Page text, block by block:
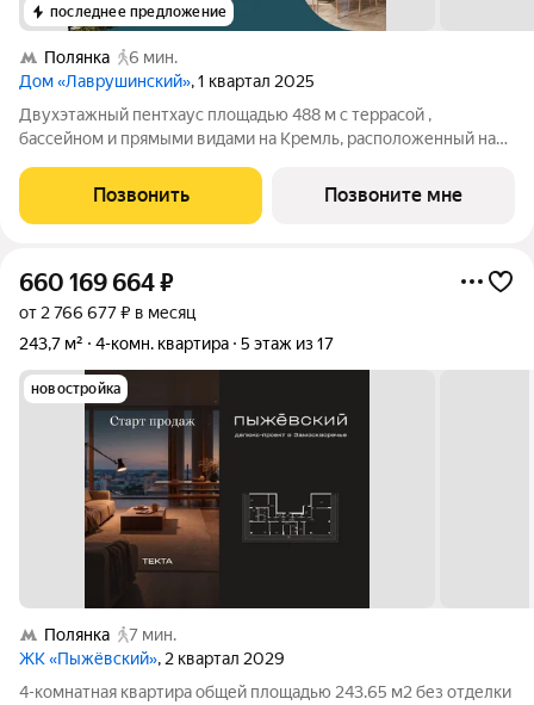
последнее предложение
Полянка
6 мин.
Дом «Лаврушинский», 1 квартал 2025
Двухэтажный пентхаус площадью 488 м с террасой ,
бассейном и прямыми видами на Кремль, расположенный на
Прямые виды на Кремль, храм Христа Спасителя и
исторический центр Москвы Двухэтажная
Позвонить Позвоните мне
660 169 664₽
от 2 766 677 ₽ в месяц
243,7 м²
4-комн. квартира 5 этаж из 17
новостройка
Полянка
7 мин.
ЖК «Пыжёвский», 2 квартал 2029
4-комнатная квартира общей площадью 243.65 м2 без отделки